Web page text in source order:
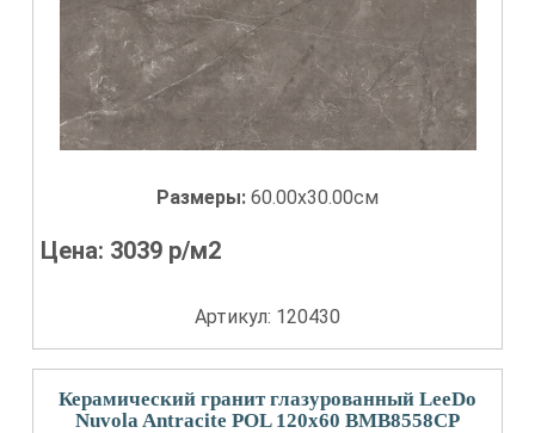
Размеры: 60.00x30.00см
Цена: 3039 р/м2
Артикул: 120430
Керамический гранит глазурованный LeeDo
Nuvola Antracite POL 120x60 BMB8558CP